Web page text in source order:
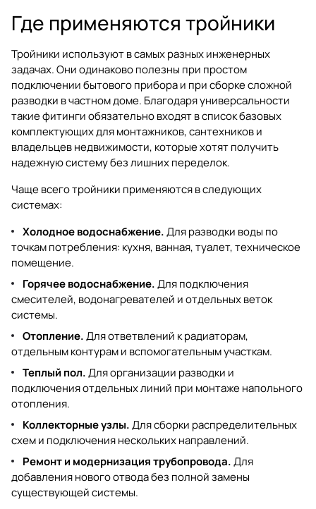
Где применяются тройники
Тройники используют в самых разных инженерных
задачах. Они одинаково полезны при простом
подключении бытового прибора и при сборке сложной
разводки в частном доме. Благодаря универсальности
такие фитинги обязательно входят в список базовых
комплектующих для монтажников, сантехников и
владельцев недвижимости, которые хотят получить
надежную систему без лишних переделок.
Чаще всего тройники применяются в следующих
системах:
Холодное водоснабжение.Для разводки воды по
точкам потребления: кухня, ванная, туалет, техническое
помещение.
Горячее водоснабжение.Для подключения
смесителей, водонагревателей и отдельных веток
системы.
Отопление.Для ответвлений к радиаторам,
отдельным контурам и вспомогательным участкам.
Теплый пол.Для организации разводки и
подключения отдельных линий при монтаже напольного
отопления.
Коллекторные узлы.Для сборки распределительных
схем и подключения нескольких направлений.
Ремонт и модернизация трубопровода.Для
добавления нового отвода без полной замены
существующей системы.